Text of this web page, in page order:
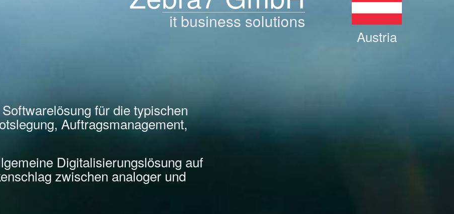
it business solutions
Austria
für die typischen
Auftragsmanagement,
Digitalisierungslösung auf
zwischen analoger und